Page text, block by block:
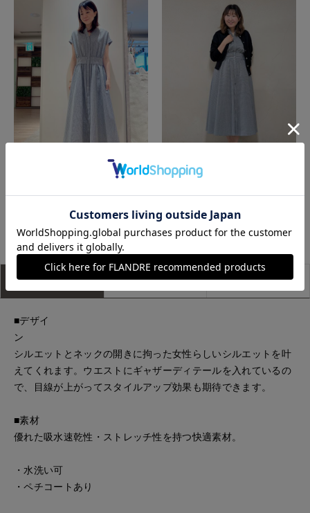
もっと見る
アイテム説明 サイズ詳細 購入レビュー
■デザイ
シルエットとネックの開きに拘った女性らしいシルエットを叶
えてくれます。ウエストにギャザーディテールを入れているの
で、目線が上がってスタイルアップ効果も期待できます。
■素材
優れた吸水速乾性・ストレッチ性を持つ快適素材。
・水洗い可
・ペチコートあり